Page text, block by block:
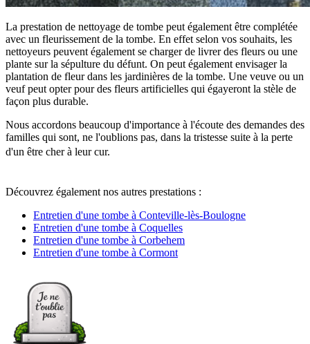
La prestation de nettoyage de tombe peut également être complétée
avec un fleurissement de la tombe. En effet selon vos souhaits, les
nettoyeurs peuvent également se charger de livrer des fleurs ou une
plante sur la sépulture du défunt. On peut également envisager la
plantation de fleur dans les jardinières de la tombe. Une veuve ou un
veuf peut opter pour des fleurs artificielles qui égayeront la stèle de
façon plus durable.
Nous accordons beaucoup d'importance à l'écoute des demandes des
familles qui sont, ne l'oublions pas, dans la tristesse suite à la perte
d'un être cher à leur cur.
Découvrez également nos autres prestations :
Entretien d'une tombe à Conteville-lès-Boulogne
Entretien d'une tombe à Coquelles
Entretien d'une tombe à Corbehem
Entretien d'une tombe à Cormont